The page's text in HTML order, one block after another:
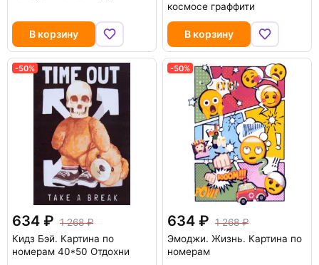
В корзину
космосе граффити
В корзину
-50%
634
1 268
Кидз Бэй. Картина по
номерам 40*50 Отдохни
-50%
634
1 268
Эмоджи. Жизнь. Картина по
номерам